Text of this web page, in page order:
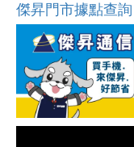
傑昇門市據點查詢